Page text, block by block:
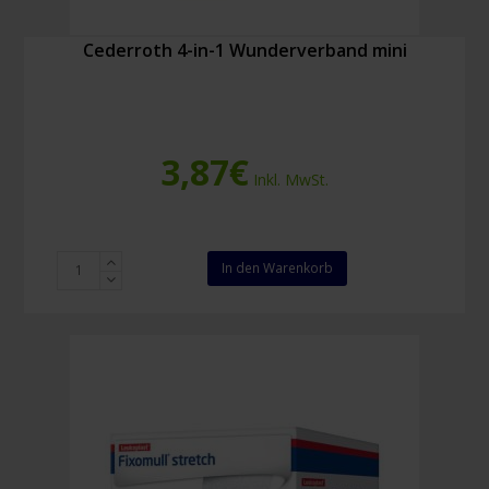
Cederroth 4-in-1 Wunderverband mini
3,87€ Inkl. MwSt.
Cederroth
In den Warenkorb